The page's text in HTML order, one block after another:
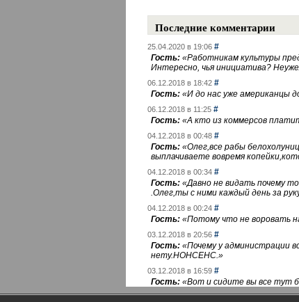
Последние комментарии
25.04.2020 в 19:06 #
Гость: «Работникам культуры
Интересно, чья инициатива?
06.12.2018 в 18:42 #
Гость: «И до нас уже американцы
06.12.2018 в 11:25 #
Гость: «А кто из коммерсов
04.12.2018 в 00:48 #
Гость: «Олег,все рабы
выплачиваете вовремя
04.12.2018 в 00:34 #
Гость: «Давно не видать почему
.Олег,ты с ними каждый день за
04.12.2018 в 00:24 #
Гость: «Потому что не воровать
03.12.2018 в 20:56 #
Гость: «Почему у администрации
нету.НОНСЕНС.»
03.12.2018 в 16:59 #
Гость: «Вот и сидите вы все тут